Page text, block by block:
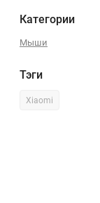
Категории
Мыши
Тэги
Xiaomi